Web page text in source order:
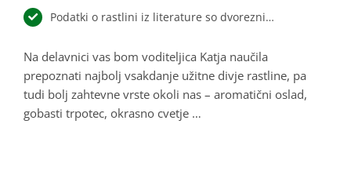
Podatki o rastlini iz literature so dvorezni…
Na delavnici vas bom voditeljica Katja naučila
prepoznati najbolj vsakdanje užitne divje rastline, pa
tudi bolj zahtevne vrste okoli nas – aromatični oslad,
gobasti trpotec, okrasno cvetje …